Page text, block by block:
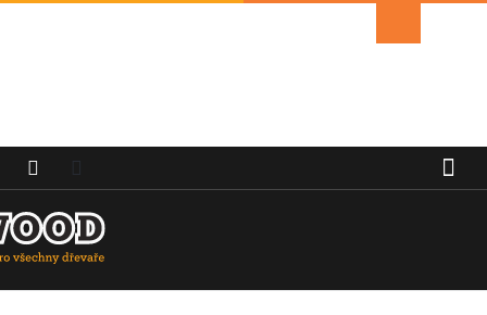
Přejít
košík